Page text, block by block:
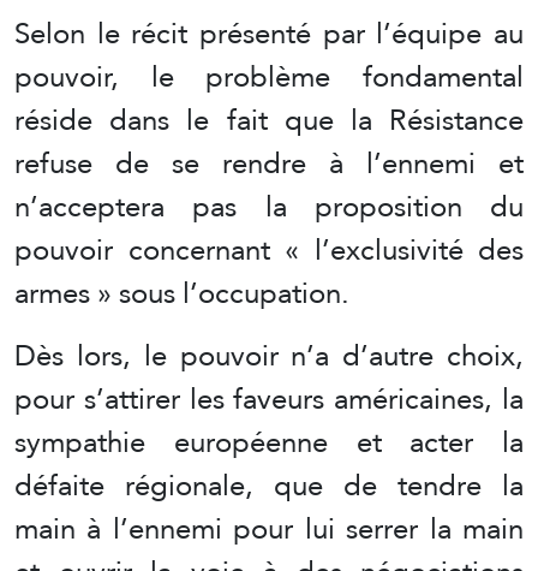
Selon le récit présenté par l’équipe au
pouvoir, le problème fondamental
réside dans le fait que la Résistance
refuse de se rendre à l’ennemi et
n’acceptera pas la proposition du
pouvoir concernant « l’exclusivité des
armes » sous l’occupation.
Dès lors, le pouvoir n’a d’autre choix,
pour s’attirer les faveurs américaines, la
sympathie européenne et acter la
défaite régionale, que de tendre la
main à l’ennemi pour lui serrer la main